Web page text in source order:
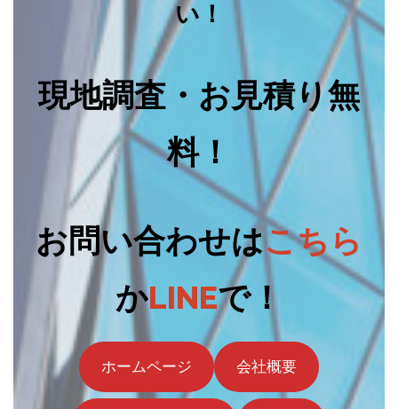
い！
現地調査・お見積り無
料！
お問い合わせはこちら
かLINEで！
ホームページ 会社概要